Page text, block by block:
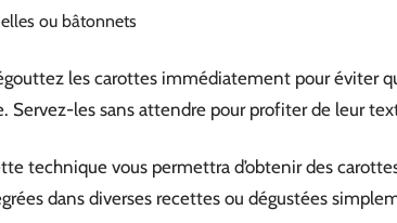
ou bâtonnets
les carottes immédiatement pour éviter
Servez-les sans attendre pour profiter de leur
technique vous permettra d’obtenir des
dans diverses recettes ou dégustées